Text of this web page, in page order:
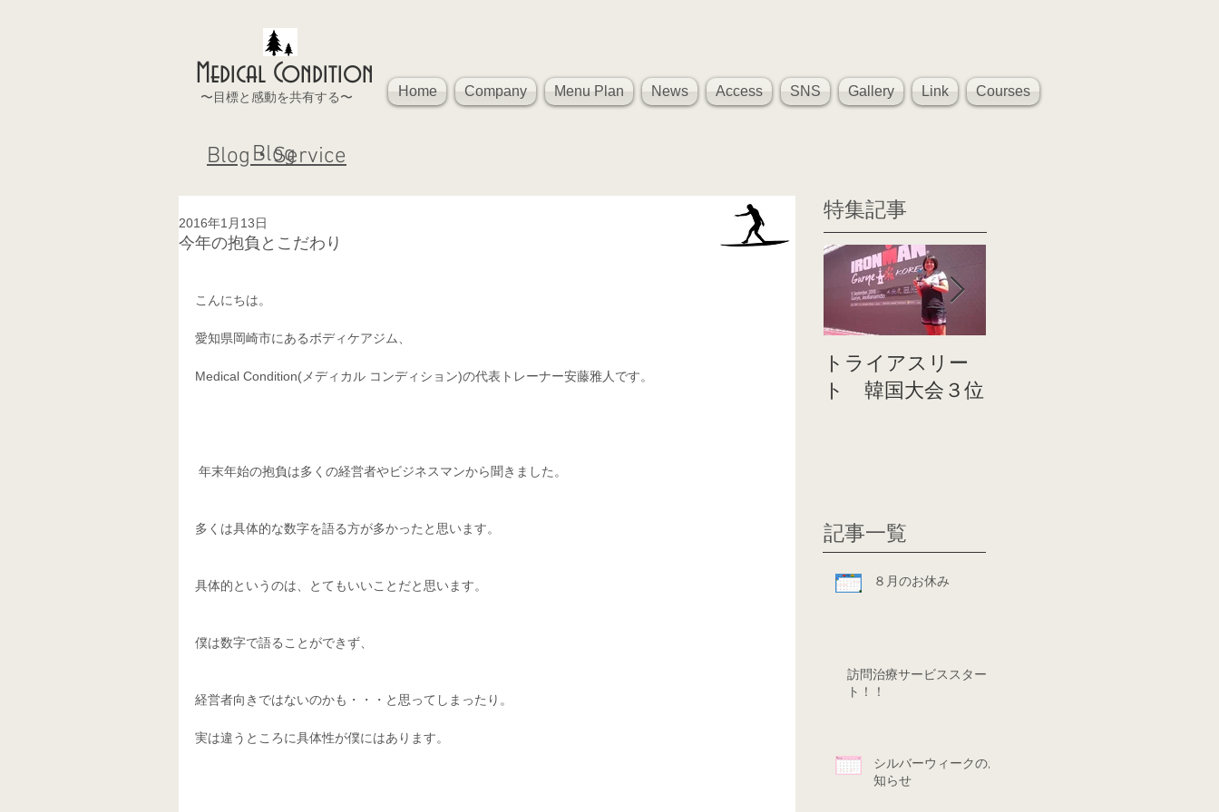
Medical Condition
〜目標と感動を共有する〜 Home Company Menu Plan News Access SNS Gallery Link Courses
Blog
Blog・Service
今年の抱負とこだわり
2016年1月13日
こんにちは。
愛知県岡崎市にあるボディケアジム、
Medical Condition(メディカル コンディション)の代表トレーナー安藤雅人です。
年末年始の抱負は多くの経営者やビジネスマンから聞きました。
多くは具体的な数字を語る方が多かったと思います。
具体的というのは、とてもいいことだと思います。
僕は数字で語ることができず、
経営者向きではないのかも・・・と思ってしまったり。
実は違うところに具体性が僕にはあります。
特集記事
トライアスリー
ト 韓国大会３位
記事一覧
８月のお休み
訪問治療サービススター
ト！！
シルバーウィークのお
知らせ